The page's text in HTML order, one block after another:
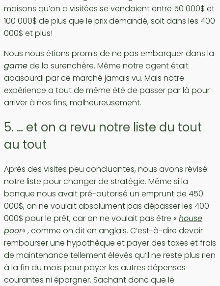
maisons qu’on a visitées se vendaient entre 50 000$ et
100 000$ de plus que le prix demandé, soit dans les 400
000$ et plus!
Nous nous étions promis de ne pas embarquer dans la
gamede la surenchère. Même notre agent était
abasourdi par ce marché jamais vu. Mais notre
expérience a tout de même été de passer par là pour
arriver à nos fins, malheureusement.
5. … et on a revu notre liste du tout
au tout
Après des visites peu concluantes, nous avons révisé
notre liste pour changer de stratégie. Même si la
banque nous avait pré-autorisé un emprunt de 450
000$, on ne voulait absolument pas dépasser les 400
000$ pour le prêt, car on ne voulait pas être « house
poor« , comme on dit en anglais. C’est-à-dire devoir
rembourser une hypothèque et payer des taxes et frais
de maintenance tellement élevés qu’il ne reste plus rien
à la fin du mois pour payer les autres dépenses
courantes ni épargner. Sachant donc que le